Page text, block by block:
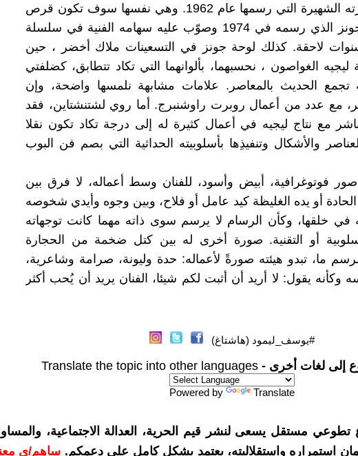
الشتاء تلك الدائرته الشهيرة التي رسمها عام 1962. وهي نفسها سوف تكون قرص
الهدف لجاسبر جونز الذي رسمه في 1974 وصوّب عليه سهامه الفنية في سلسلة
لاحقة. كذلك لوحة جونز في التسعينات ملاك أخضر ، حين
الغواصون ، نحسبهما، بألوانهما التي تكاد تتطابق، كضلفتي
تجمع الحديث بالمعاصر. علامات مشابهة نلمسها واضحة، وإن
مع عدد من أعمال روبرت راوشنبرج. أما روي لشتنشتاين، فقد
مع نتاج ليجيه في أعمال كثيرة له إلى درجة تكاد تكون نقلا
والأشكال وتنفيذِها بأسلوبيته الحداثية التي بصم فن البوب
فوتوغرافية، أبيض وأسود، للفنان وسط أعماله، لا فرق بين
أو يده الغليظة كيد عامل أو فلاح، وبين وجوه وأيدي شخوصه
في خلقها، وكأن الرسام لا يرسم سوى ذاته مهما كانت توجهاته
أو التقنية. صورة أخرى له بين كتل ضخمة من الحجارة
ما، تبدو هيئته صورةً لأعماله: حدة وليونة، صرامة وشاعرية،
يقول: لا أريد أن أثبت لكم شيئا، الفنان يريد أن يُحب أكثر
#يوسف_ليمود (هاشتاغ)
إلى لغات أخرى - Translate the topic into other languages
Powered by Translate
تطوعي مستقل يسعى لنشر قيم الحرية، العدالة الاجتماعية،
استمراره واستقلاليته، يعتمد بشكل كامل على دعمكم. ساهم/ي